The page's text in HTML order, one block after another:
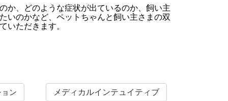
か、どのような症状が出ているのか、飼い主
いのかなど、ペットちゃんと飼い主さまの双
いただきます。
ン メディカルインテュイティブ